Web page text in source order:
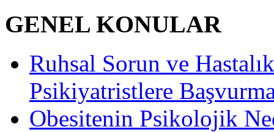
GENEL KONULAR
Ruhsal Sorun ve
Psikiyatristlere
Obesitenin Psikolojik